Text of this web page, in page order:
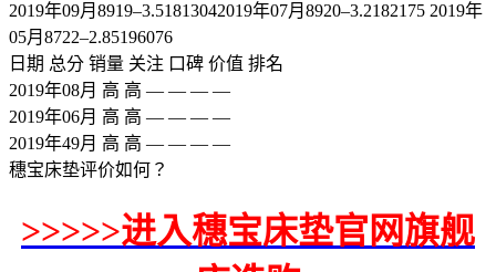
2019年09月8919–3.51813042019年07月8920–3.2182175 2019年
05月8722–2.85196076
日期 总分 销量 关注 口碑 价值 排名
2019年08月 高 高 — — — —
2019年06月 高 高 — — — —
2019年49月 高 高 — — — —
穗宝床垫评价如何？
>>>>>进入穗宝床垫官网旗舰